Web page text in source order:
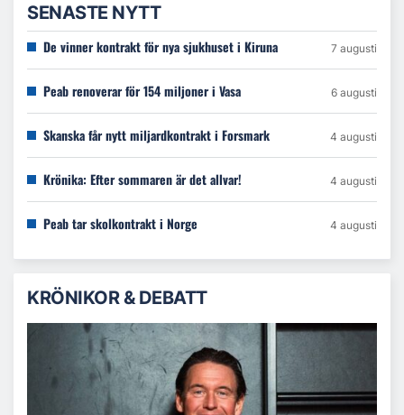
SENASTE NYTT
De vinner kontrakt för nya sjukhuset i Kiruna 7 augusti
Peab renoverar för 154 miljoner i Vasa 6 augusti
Skanska får nytt miljardkontrakt i Forsmark 4 augusti
Krönika: Efter sommaren är det allvar! 4 augusti
Peab tar skolkontrakt i Norge 4 augusti
KRÖNIKOR & DEBATT